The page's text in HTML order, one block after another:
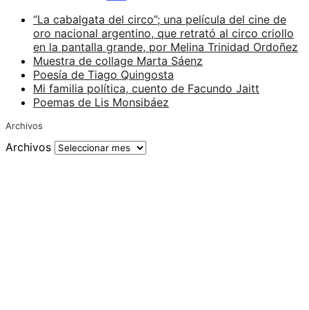
“La cabalgata del circo”; una película del cine de
oro nacional argentino, que retrató al circo criollo
en la pantalla grande, por Melina Trinidad Ordoñez
Muestra de collage Marta Sáenz
Poesía de Tiago Quingosta
Mi familia política, cuento de Facundo Jaitt
Poemas de Lis Monsibáez
Archivos
Archivos